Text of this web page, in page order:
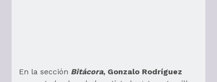
En la sección Bitácora, Gonzalo Rodríguez